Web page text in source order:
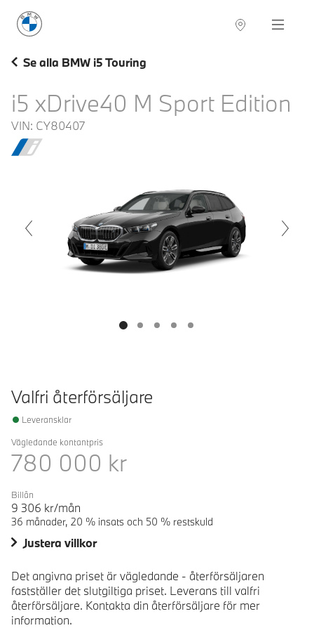
BMW Sverige Navigation
Se alla BMW i5 Touring
i5 xDrive40 M Sport Edition
VIN: CY80407
Valfri återförsäljare
Leveransklar
Vägledande kontantpris
780 000 kr
Billån
9 306 kr/mån
36 månader, 20 % insats och 50 % restskuld
Justera villkor
Det angivna priset är vägledande - återförsäljaren
fastställer det slutgiltiga priset. Leverans till valfri
återförsäljare. Kontakta din återförsäljare för mer
information.